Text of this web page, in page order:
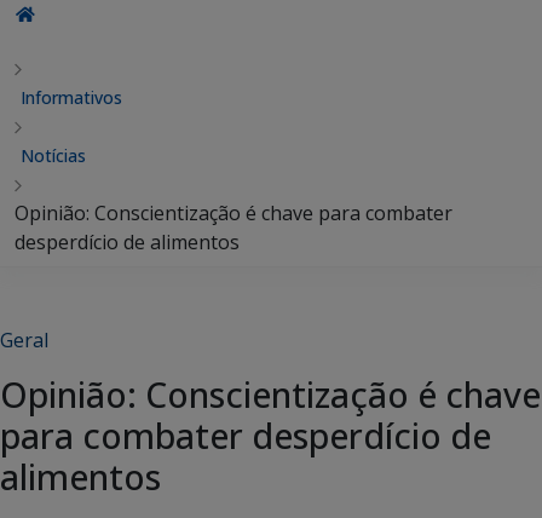
Informativos
Notícias
Opinião: Conscientização é chave para combater
desperdício de alimentos
Geral
Opinião: Conscientização é chave
para combater desperdício de
alimentos